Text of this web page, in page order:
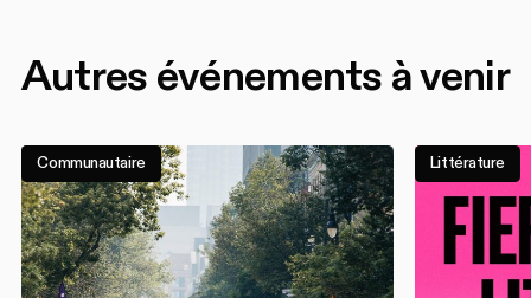
Autres événements à venir
Communautaire Littérature